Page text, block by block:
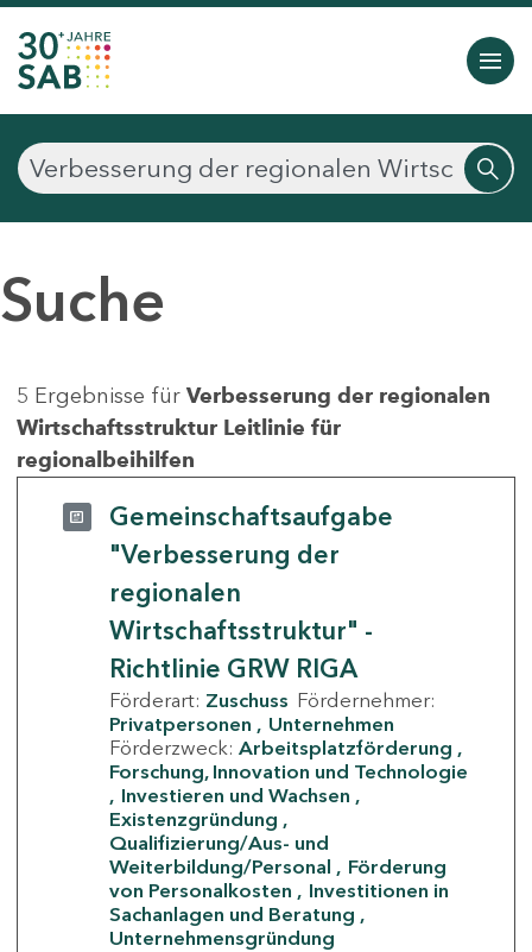
Suche
5 Ergebnisse für Verbesserung der regionalen
Wirtschaftsstruktur Leitlinie für
regionalbeihilfen
Gemeinschaftsaufgabe
"Verbesserung der
regionalen
Wirtschaftsstruktur" -
Richtlinie GRW RIGA
Förderart: Zuschuss Fördernehmer:
Privatpersonen
Unternehmen
Förderzweck: Arbeitsplatzförderung
Forschung, Innovation und Technologie
Investieren und Wachsen
Existenzgründung
Qualifizierung/Aus- und
Weiterbildung/Personal
Förderung
von Personalkosten
Investitionen in
Sachanlagen und Beratung
Unternehmensgründung